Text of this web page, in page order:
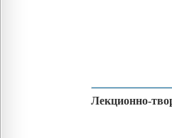
Лекционно-